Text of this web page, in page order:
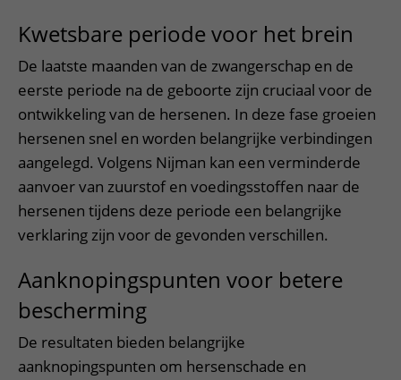
Kwetsbare periode voor het brein
De laatste maanden van de zwangerschap en de
eerste periode na de geboorte zijn cruciaal voor de
ontwikkeling van de hersenen. In deze fase groeien
hersenen snel en worden belangrijke verbindingen
aangelegd. Volgens Nijman kan een verminderde
aanvoer van zuurstof en voedingsstoffen naar de
hersenen tijdens deze periode een belangrijke
verklaring zijn voor de gevonden verschillen.
Aanknopingspunten voor betere
bescherming
De resultaten bieden belangrijke
aanknopingspunten om hersenschade en